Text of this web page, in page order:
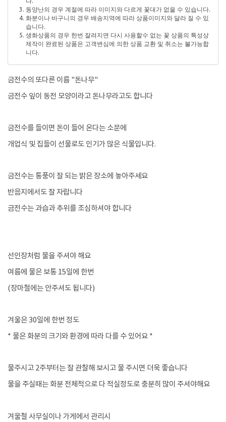
동양난의 경우 계절에 따라 이미지와 다르게 꽃대가 없을 수 있습니다.
화분이나 바구니의 경우 배송지역에 따라 상품이미지와 달라 질 수 있
습니다.
생화상품의 경우 한번 잘려지면 다시 사용할수 없는 꽃 상품의 특성상
제작이 완료된 상품은 고객변심에 의한 상품 교환 및 취소는 불가능합
니다.
금전수의 또다른 이름 "돈나무"
금전수 잎이 동전 모양이라고 돈나무라고도 합니다
금전수를 들이면 돈이 들어 온다는 소문에
개업식 및 집들이 선물로도 인기가 많은 식물입니다.
금전수는 통풍이 잘 되는 밝은 장소에 놓아주세요
반음지에서도 잘 자랍니다
금전수는 과습과 추위를 조심하셔야 합니다
선인장처럼 물을 주셔야 해요
여름에 물은 보통 15일에 한번
(장마철에는 안주셔도 됩니다)
겨울은 30일에 한번 정도
* 물은 화분의 크기와 환경에 따라 다를 수 있어요 *
물주시고 2주부터는 잘 관찰해 보시고 물 주시면 더욱 좋습니다
물을 주실때는 화분 전체적으로 다 적실정도로 충분히 많이 주셔야해요
겨울철 사무실이나 가게에서 관리시